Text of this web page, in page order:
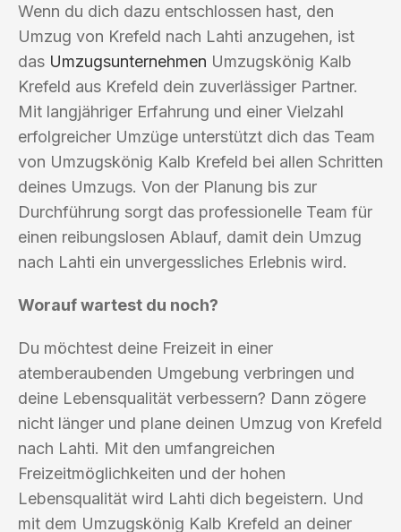
Wenn du dich dazu entschlossen hast, den
Umzug von Krefeld nach Lahti anzugehen, ist
das Umzugsunternehmen Umzugskönig Kalb
Krefeld aus Krefeld dein zuverlässiger Partner.
Mit langjähriger Erfahrung und einer Vielzahl
erfolgreicher Umzüge unterstützt dich das Team
von Umzugskönig Kalb Krefeld bei allen Schritten
deines Umzugs. Von der Planung bis zur
Durchführung sorgt das professionelle Team für
einen reibungslosen Ablauf, damit dein Umzug
nach Lahti ein unvergessliches Erlebnis wird.
Worauf wartest du noch?
Du möchtest deine Freizeit in einer
atemberaubenden Umgebung verbringen und
deine Lebensqualität verbessern? Dann zögere
nicht länger und plane deinen Umzug von Krefeld
nach Lahti. Mit den umfangreichen
Freizeitmöglichkeiten und der hohen
Lebensqualität wird Lahti dich begeistern. Und
mit dem Umzugskönig Kalb Krefeld an deiner